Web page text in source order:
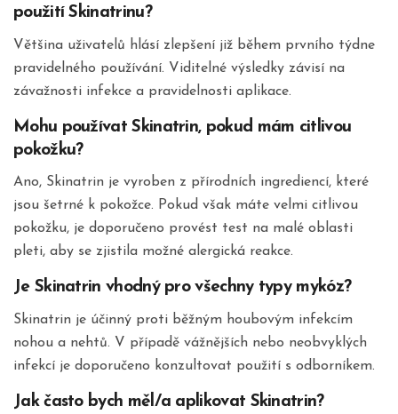
použití Skinatrinu?
Většina uživatelů hlásí zlepšení již během prvního týdne
pravidelného používání. Viditelné výsledky závisí na
závažnosti infekce a pravidelnosti aplikace.
Mohu používat Skinatrin, pokud mám citlivou
pokožku?
Ano, Skinatrin je vyroben z přírodních ingrediencí, které
jsou šetrné k pokožce. Pokud však máte velmi citlivou
pokožku, je doporučeno provést test na malé oblasti
pleti, aby se zjistila možné alergická reakce.
Je Skinatrin vhodný pro všechny typy mykóz?
Skinatrin je účinný proti běžným houbovým infekcím
nohou a nehtů. V případě vážnějších nebo neobvyklých
infekcí je doporučeno konzultovat použití s odborníkem.
Jak často bych měl/a aplikovat Skinatrin?